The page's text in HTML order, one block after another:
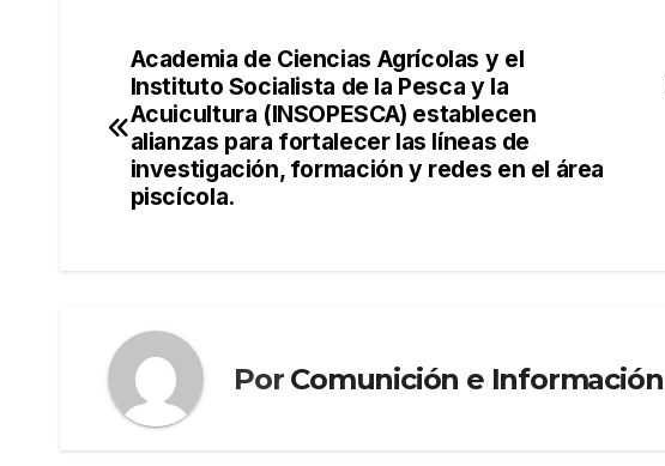
e
b
o
o
k
er
gr
a
m
p
ar
tir
Navegación
de
entradas
Academia de Ciencias Agrícolas y el
Instituto Socialista de la Pesca y la
Acuicultura (INSOPESCA) establecen
alianzas para fortalecer las líneas de
investigación, formación y redes en el área
piscícola.
Por Comunición e Información